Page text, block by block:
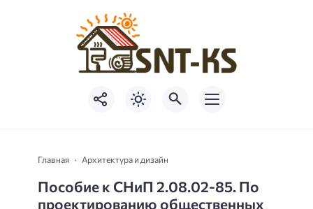
Главная Архитектура и дизайн
Пособие к СНиП 2.08.02-85. По
проектированию общественных